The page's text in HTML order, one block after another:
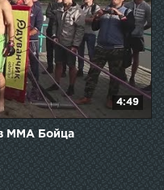
4:49
ММА Бойца